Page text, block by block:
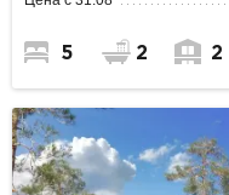
5 2 2